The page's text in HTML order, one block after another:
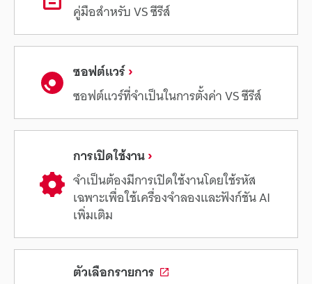
คู่มือสำหรับ VS ซีรีส์
ซอฟต์แวร์
ซอฟต์แวร์ที่จำเป็นในการตั้งค่า VS ซีรีส์
การเปิดใช้งาน
จำเป็นต้องมีการเปิดใช้งานโดยใช้รหัส
เฉพาะเพื่อใช้เครื่องจำลองและฟังก์ชัน AI
เพิ่มเติม
ตัวเลือกรายการ